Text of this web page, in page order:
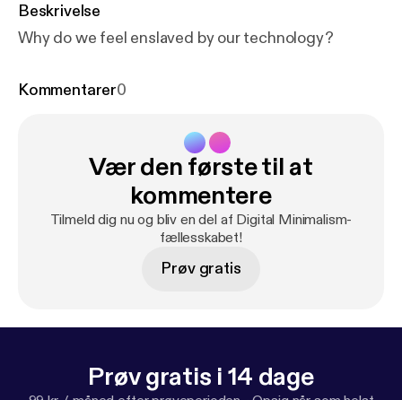
Beskrivelse
Why do we feel enslaved by our technology?
Kommentarer0
Vær den første til at
kommentere
Tilmeld dig nu og bliv en del af Digital Minimalism-
fællesskabet!
Prøv gratis
Prøv gratis i 14 dage